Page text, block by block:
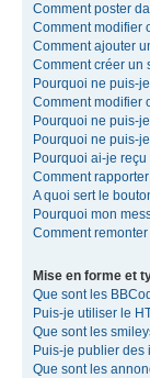
Comment poster
Comment modifier
Comment ajouter
Comment créer un
Pourquoi ne puis-
Comment modifier
Pourquoi ne puis-
Pourquoi ne puis-
Pourquoi ai-je
Comment
A quoi sert le
Pourquoi mon
Comment
Mise en forme et
Que sont les
Puis-je utiliser le
Que sont les
Puis-je publier des
Que sont les